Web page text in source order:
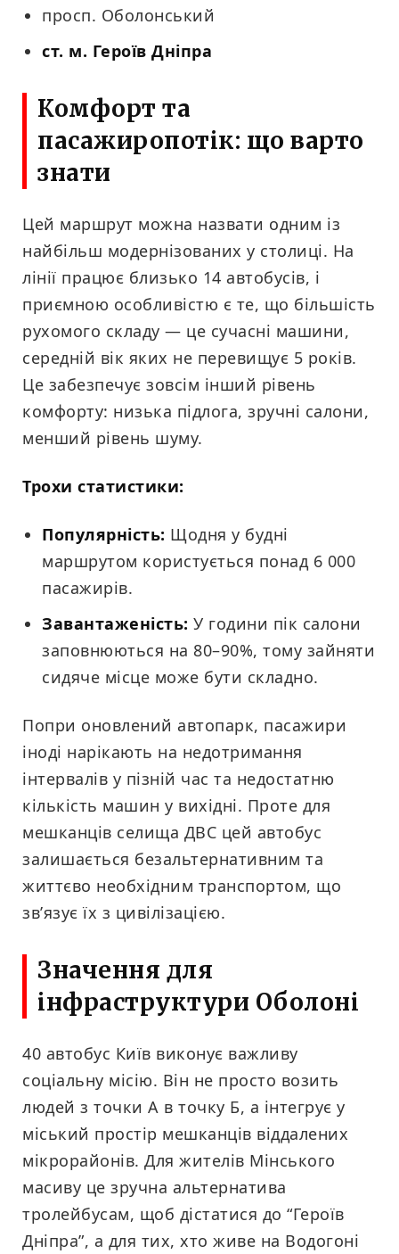
просп. Оболонський
ст. м. Героїв Дніпра
Комфорт та
пасажиропотік: що варто
знати
Цей маршрут можна назвати одним із
найбільш модернізованих у столиці. На
лінії працює близько 14 автобусів, і
приємною особливістю є те, що більшість
рухомого складу — це сучасні машини,
середній вік яких не перевищує 5 років.
Це забезпечує зовсім інший рівень
комфорту: низька підлога, зручні салони,
менший рівень шуму.
Трохи статистики:
Популярність: Щодня у будні
маршрутом користується понад 6 000
пасажирів.
Завантаженість: У години пік салони
заповнюються на 80–90%, тому зайняти
сидяче місце може бути складно.
Попри оновлений автопарк, пасажири
іноді нарікають на недотримання
інтервалів у пізній час та недостатню
кількість машин у вихідні. Проте для
мешканців селища ДВС цей автобус
залишається безальтернативним та
життєво необхідним транспортом, що
зв’язує їх з цивілізацією.
Значення для
інфраструктури Оболоні
40 автобус Київ виконує важливу
соціальну місію. Він не просто возить
людей з точки А в точку Б, а інтегрує у
міський простір мешканців віддалених
мікрорайонів. Для жителів Мінського
масиву це зручна альтернатива
тролейбусам, щоб дістатися до “Героїв
Дніпра”, а для тих, хто живе на Водогоні